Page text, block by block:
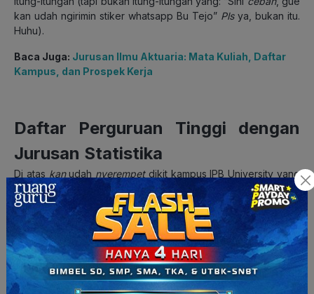
kan udah ngirimin stiker whatsapp Bu Tejo” Plsya, bukan itu.
Huhu).
Baca Juga: Jurusan Ilmu Aktuaria: Mata Kuliah, Daftar
Kampus, dan Prospek Kerja
Daftar Perguruan Tinggi dengan
Jurusan Statistika
Di atas kanudah nyerempetdikit kampus IPB University yang
punya jurusan kece, statistika.
Nah,
di bawah ini adalah daftar
perguruan tinggi yang memiliki jurusan statistika dengan
akreditasi A.